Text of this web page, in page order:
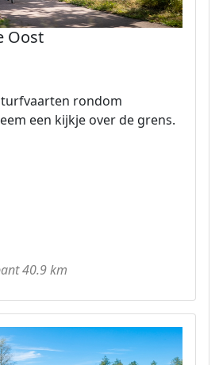
Oost
rondom
een kijkje over de grens.
40.9 km